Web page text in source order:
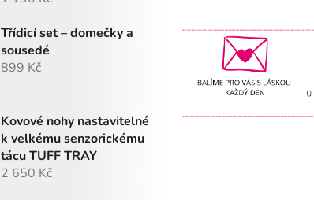
Třídicí set – domečky a
sousedé
899 Kč
Kovové nohy nastavitelné
k velkému senzorickému
tácu TUFF TRAY
2 650 Kč